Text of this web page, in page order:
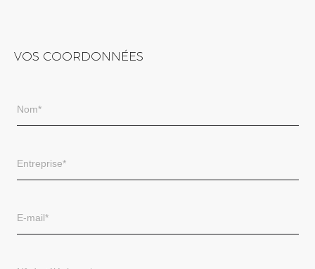
VOS COORDONNÉES